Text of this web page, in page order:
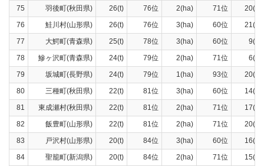
75
羽後町(秋田県) 26(t) 76位 2(ha) 71位
20(t)
76
鮭川村(山形県) 26(t) 76位 3(ha) 60位
21(t)
77
大鰐町(青森県) 25(t) 78位 3(ha) 60位
9(t)
78
鰺ヶ沢町(青森県) 24(t) 79位 2(ha) 71位
6(t)
79
坂城町(長野県) 24(t) 79位 1(ha) 93位
20(t)
80
三種町(秋田県) 22(t) 81位 3(ha) 60位
14(t)
81
東成瀬村(秋田県) 22(t) 81位 2(ha) 71位
17(t)
82
飯豊町(山形県) 22(t) 81位 2(ha) 71位
20(t)
83
戸沢村(山形県) 20(t) 84位 3(ha) 60位
16(t)
84
聖籠町(新潟県) 20(t) 84位 2(ha) 71位 15(t)